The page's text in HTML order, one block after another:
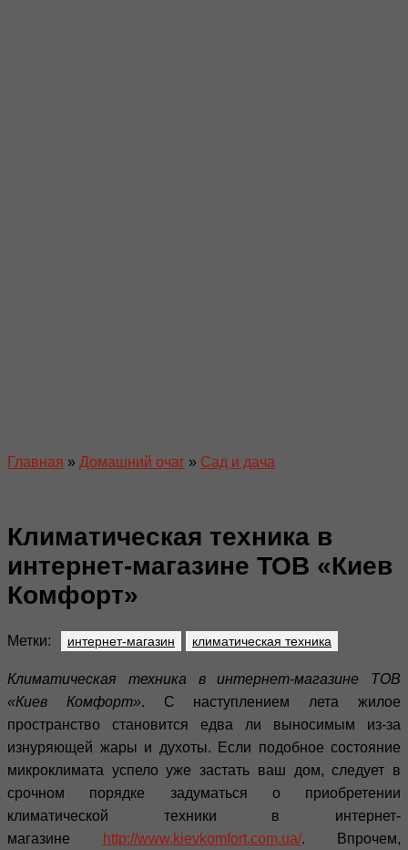
Главная » Домашний очаг » Сад и дача
Климатическая техника в
интернет-магазине ТОВ «Киев
Комфорт»
Метки: интернет-магазин климатическая техника
Климатическая техника в интернет-магазине ТОВ
«Киев Комфорт». С наступлением лета жилое
пространство становится едва ли выносимым из-за
изнуряющей жары и духоты. Если подобное состояние
микроклимата успело уже застать ваш дом, следует в
срочном порядке задуматься о приобретении
климатической техники в интернет-
магазине
http://www.kievkomfort.com.ua/. Впрочем,